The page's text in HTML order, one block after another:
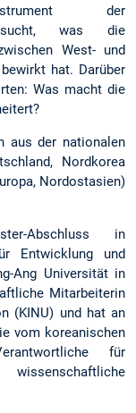
der
was die
West- und
hat. Darüber
Was macht die
aus der nationalen
Nordkorea
Nordostasien)
Abschluss in
Entwicklung und
Ang Universität in
Mitarbeiterin
(KINU) und hat an
vom koreanischen
für